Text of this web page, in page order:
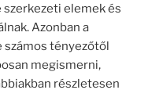
elemek és
Azonban a
számos tényezőtől
megismerni,
részletesen